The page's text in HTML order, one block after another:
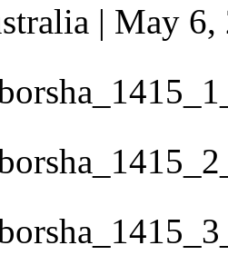
| May 6,